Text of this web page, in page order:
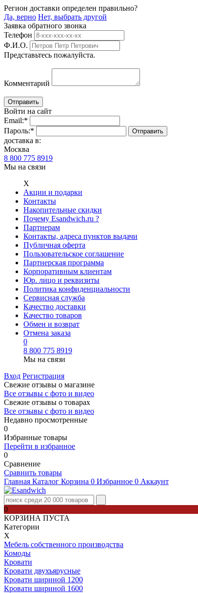
Регион доставки определен правильно?
Да, верно Нет, выбрать другой
Заявка обратного звонка
Телефон
Ф.И.О.
Представьтесь пожалуйста.
Комментарий
Войти на сайт
Email:*
Пароль:*
доставка в:
Москва
8 800 775 8919
Мы на связи
Х
Акции и подарки
Контакты
Накопительные скидки
Почему Esandwich.ru ?
Партнерам
Контакты, адреса пунктов выдачи
Публичная оферта
Пользовательское соглашение
Партнерская программа
Корпоративным клиентам
Юр. лицо и реквизиты
Политика конфиденциальности
Сервисная служба
Качество доставки
Качество товаров
Обмен и возврат
Отмена заказа
0
8 800 775 8919
Мы на связи
Вход Регистрация
Свежие отзывы о магазине
Все отзывы с фото и видео
Свежие отзывы о товарах
Все отзывы c фото и видео
Недавно просмотренные
0
Избранные товары
Перейти в избранное
0
Сравнение
Сравнить товары
Главная Каталог Корзина 0 Избранное 0 Аккаунт
0
КОРЗИНА ПУСТА
Категории
Х
Мебель собственного производства
Комоды
Кровати
Кровати двухъярусные
Кровати шириной 1200
Кровати шириной 1600